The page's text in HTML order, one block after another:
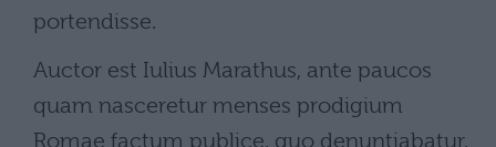
portendisse.
Auctor est Iulius Marathus, ante paucos
quam nasceretur menses prodigium
Romae factum publice, quo denuntiabatur,